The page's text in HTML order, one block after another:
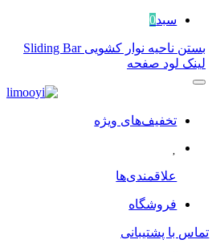
سبد0
بستن ناحیه نوار کشویی Sliding Bar
لینک لود صفحه
تخفیف‌های ویژه
علاقمندی‌ها
فروشگاه
تماس با پشتیبانی